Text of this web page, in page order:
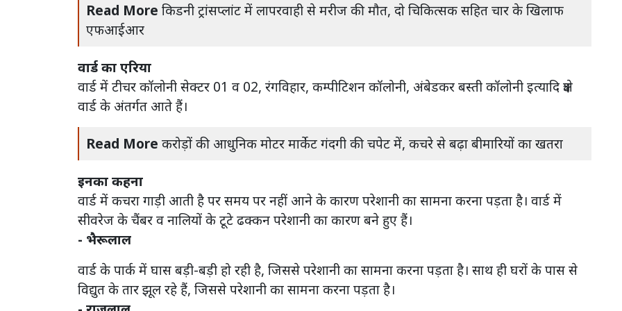
Read More किडनी ट्रांसप्लांट में लापरवाही से मरीज की मौत, दो चिकित्सक सहित चार के खिलाफ
एफआईआर
वार्ड का एरिया
वार्ड में टीचर कॉलोनी सेक्टर 01 व 02, रंगविहार, कम्पीटिशन कॉलोनी, अंबेडकर बस्ती कॉलोनी इत्यादि क्षेत्र
वार्ड के अंतर्गत आते हैं।
Read More करोड़ों की आधुनिक मोटर मार्केट गंदगी की चपेट में, कचरे से बढ़ा बीमारियों का खतरा
इनका कहना
वार्ड में कचरा गाड़ी आती है पर समय पर नहीं आने के कारण परेशानी का सामना करना पड़ता है। वार्ड में
सीवरेज के चैंबर व नालियों के टूटे ढक्कन परेशानी का कारण बने हुए हैं।
- भैरूलाल
वार्ड के पार्क में घास बड़ी-बड़ी हो रही है, जिससे परेशानी का सामना करना पड़ता है। साथ ही घरों के पास से
विद्युत के तार झूल रहे हैं, जिससे परेशानी का सामना करना पड़ता है।